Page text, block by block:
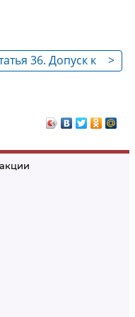
>
36. Допуск к
воздушных судов и
государственных
судов